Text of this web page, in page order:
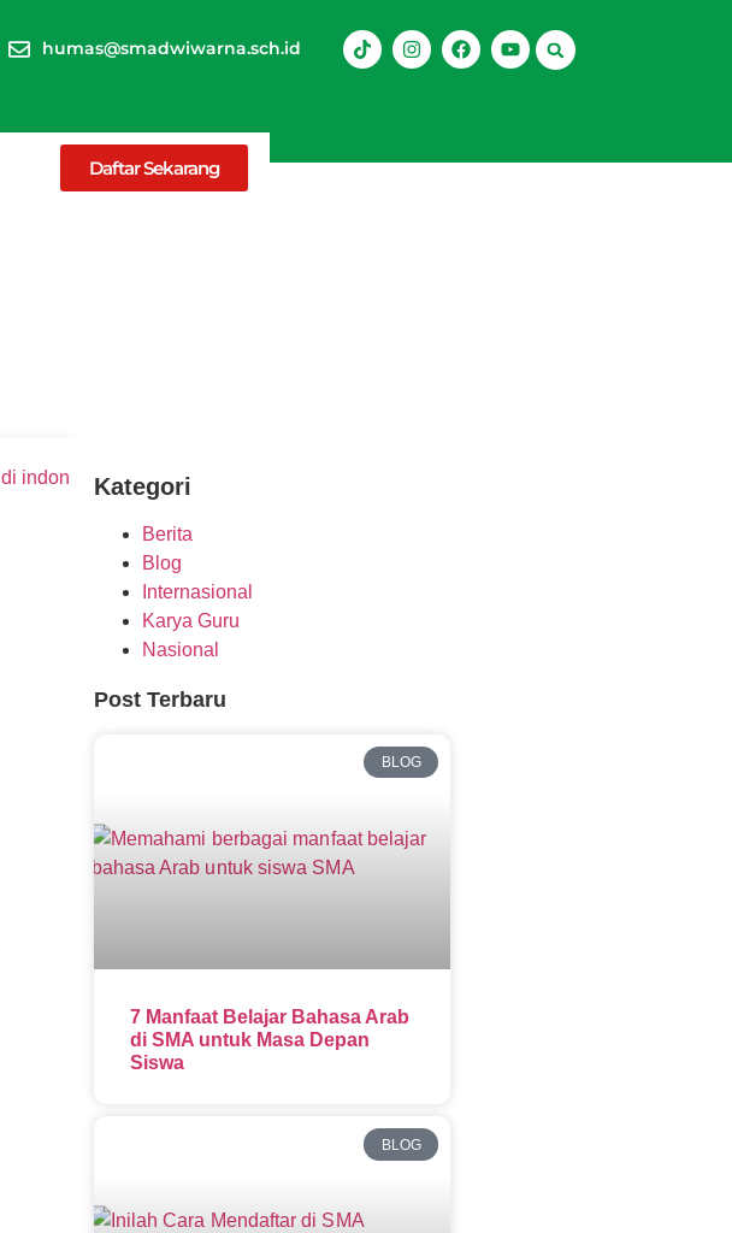
humas@smadwiwarna.sch.id
Daftar Sekarang
Kategori
Berita
Blog
Internasional
Karya Guru
Nasional
Post Terbaru
BLOG
7 Manfaat Belajar Bahasa Arab
di SMA untuk Masa Depan
Siswa
BLOG